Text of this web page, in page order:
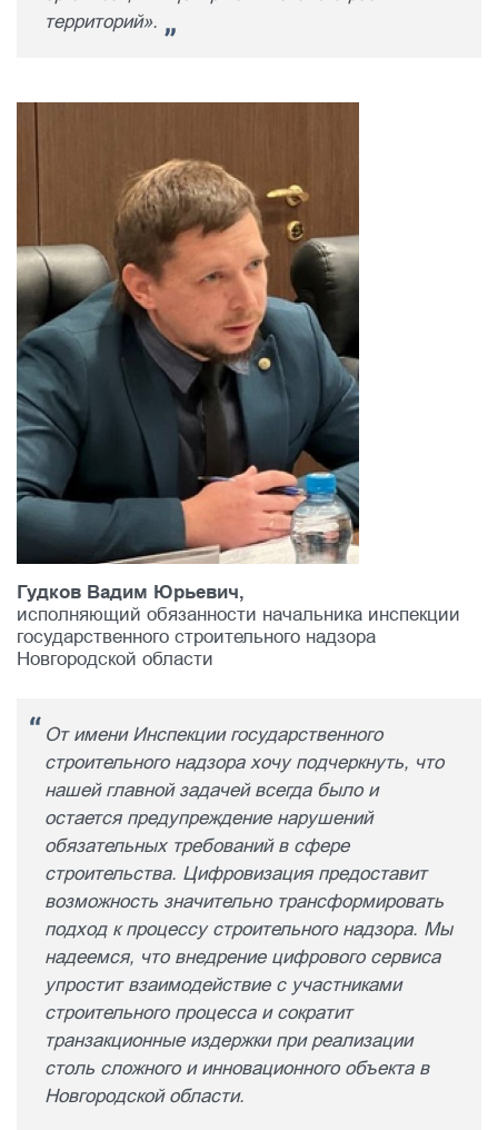
территорий».
Гудков Вадим Юрьевич,
исполняющий обязанности начальника инспекции
государственного строительного надзора
Новгородской области
От имени Инспекции государственного
строительного надзора хочу подчеркнуть, что
нашей главной задачей всегда было и
остается предупреждение нарушений
обязательных требований в сфере
строительства. Цифровизация предоставит
возможность значительно трансформировать
подход к процессу строительного надзора. Мы
надеемся, что внедрение цифрового сервиса
упростит взаимодействие с участниками
строительного процесса и сократит
транзакционные издержки при реализации
столь сложного и инновационного объекта в
Новгородской области.